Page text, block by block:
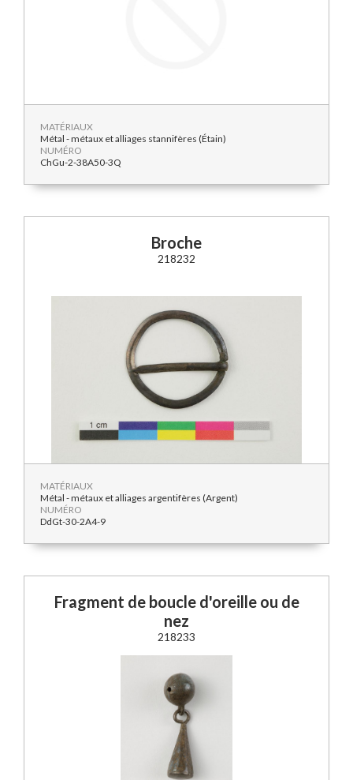
MATÉRIAUX
Métal - métaux et alliages stannifères (Étain)
NUMÉRO
ChGu-2-38A50-3Q
Broche
218232
MATÉRIAUX
Métal - métaux et alliages argentifères (Argent)
NUMÉRO
DdGt-30-2A4-9
Fragment de boucle d'oreille ou de
nez
218233